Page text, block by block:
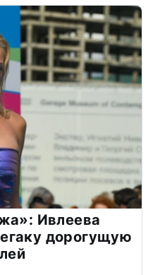
Ивлеева
дорогущую